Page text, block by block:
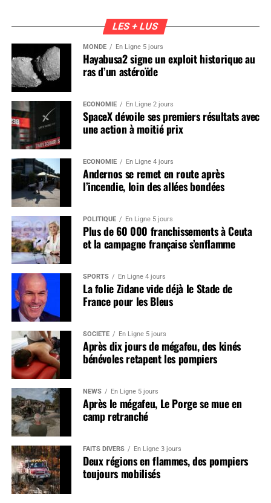
LES + LUS
MONDE En Ligne 5 jours
Hayabusa2 signe un exploit historique au
ras d’un astéroïde
ÉCONOMIE En Ligne 2 jours
SpaceX dévoile ses premiers résultats avec
une action à moitié prix
ÉCONOMIE En Ligne 4 jours
Andernos se remet en route après
l’incendie, loin des allées bondées
POLITIQUE En Ligne 5 jours
Plus de 60 000 franchissements à Ceuta
et la campagne française s’enflamme
SPORTS En Ligne 4 jours
La folie Zidane vide déjà le Stade de
France pour les Bleus
SOCIÉTÉ En Ligne 5 jours
Après dix jours de mégafeu, des kinés
bénévoles retapent les pompiers
NEWS En Ligne 5 jours
Après le mégafeu, Le Porge se mue en
camp retranché
FAITS DIVERS En Ligne 3 jours
Deux régions en flammes, des pompiers
toujours mobilisés